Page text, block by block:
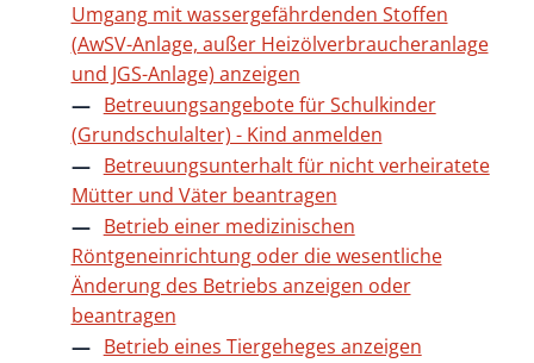
Umgang mit wassergefährdenden Stoffen
(AwSV-Anlage, außer Heizölverbraucheranlage
und JGS-Anlage) anzeigen
Betreuungsangebote für Schulkinder
(Grundschulalter) - Kind anmelden
Betreuungsunterhalt für nicht verheiratete
Mütter und Väter beantragen
Betrieb einer medizinischen
Röntgeneinrichtung oder die wesentliche
Änderung des Betriebs anzeigen oder
beantragen
Betrieb eines Tiergeheges anzeigen